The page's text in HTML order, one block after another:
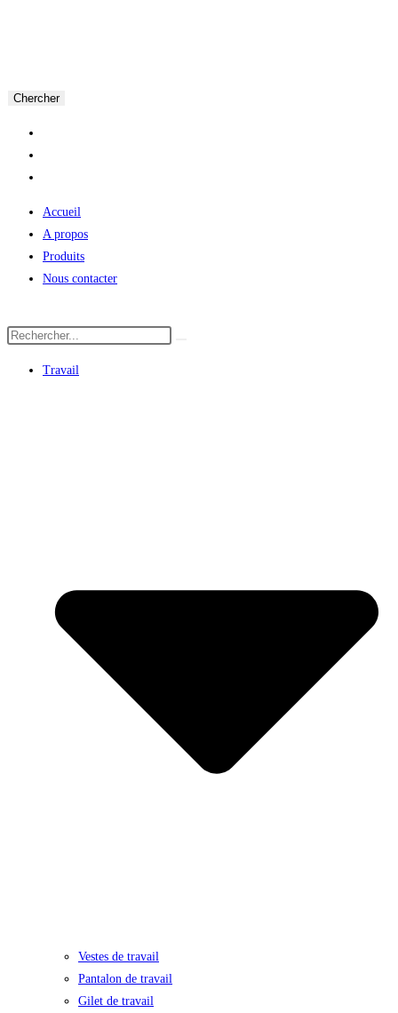
Chercher
Accueil
A propos
Produits
Nous contacter
Travail
Vestes de travail
Pantalon de travail
Gilet de travail